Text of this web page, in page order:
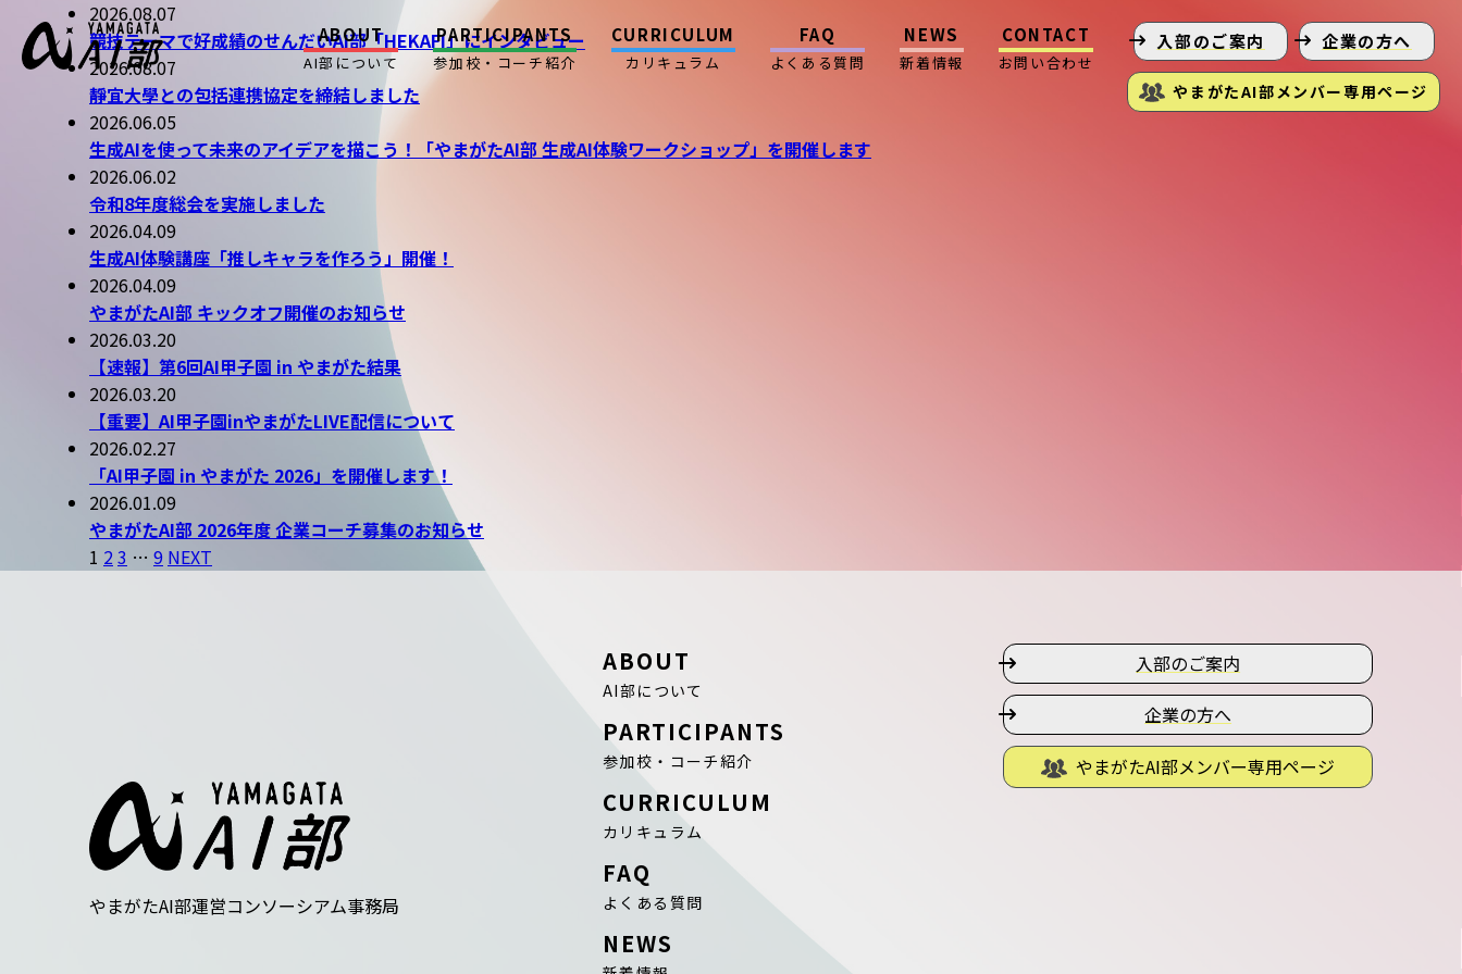
ABOUT
AI部について
PARTICIPANTS
参加校・コーチ紹介
CURRICULUM
カリキュラム
FAQ
よくある質問
NEWS
新着情報
CONTACT
お問い合わせ
入部のご案内 企業の方へ
やまがたAI部メンバー専用ページ
2026.08.07
競技テーマで好成績のせんだいAI部「HEKAFI」にインタビュー
2026.08.07
靜宜大學との包括連携協定を締結しました
2026.06.05
生成AIを使って未来のアイデアを描こう！「やまがたAI部 生成AI体験ワークショップ」を開催します
2026.06.02
令和8年度総会を実施しました
2026.04.09
生成AI体験講座「推しキャラを作ろう」開催！
2026.04.09
やまがたAI部 キックオフ開催のお知らせ
2026.03.20
【速報】第6回AI甲子園 in やまがた結果
2026.03.20
【重要】AI甲子園inやまがたLIVE配信について
2026.02.27
「AI甲子園 in やまがた 2026」を開催します！
2026.01.09
やまがたAI部 2026年度 企業コーチ募集のお知らせ
投
1 23 … 9 NEXT
やまがたAI部運営コンソーシアム事務局
ABOUT
AI部について
PARTICIPANTS
参加校・コーチ紹介
CURRICULUM
カリキュラム
FAQ
よくある質問
NEWS
入部のご案内
企業の方へ
やまがたAI部メンバー専用ページ